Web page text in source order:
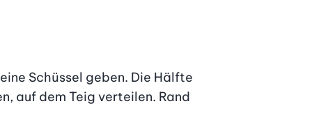
Schüssel geben. Die Hälfte
auf dem Teig verteilen. Rand